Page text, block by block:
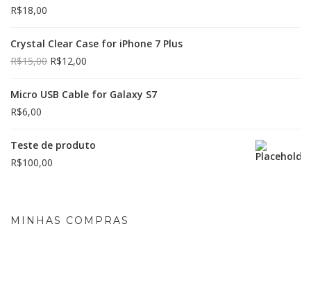
R$18,00
Crystal Clear Case for iPhone 7 Plus
R$15,00 R$12,00
Micro USB Cable for Galaxy S7
R$6,00
Teste de produto
R$100,00
MINHAS COMPRAS